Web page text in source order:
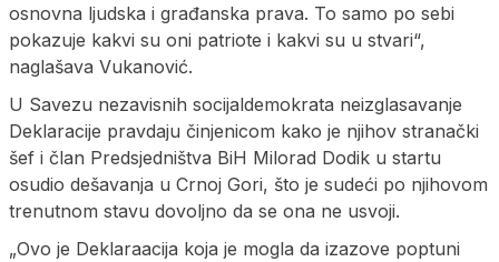
osnovna ljudska i građanska prava. To samo po sebi
pokazuje kakvi su oni patriote i kakvi su u stvari“,
naglašava Vukanović.
U Savezu nezavisnih socijaldemokrata neizglasavanje
Deklaracije pravdaju činjenicom kako je njihov stranački
šef i član Predsjedništva BiH Milorad Dodik u startu
osudio dešavanja u Crnoj Gori, što je sudeći po njihovom
trenutnom stavu dovoljno da se ona ne usvoji.
„Ovo je Deklaraacija koja je mogla da izazove poptuni